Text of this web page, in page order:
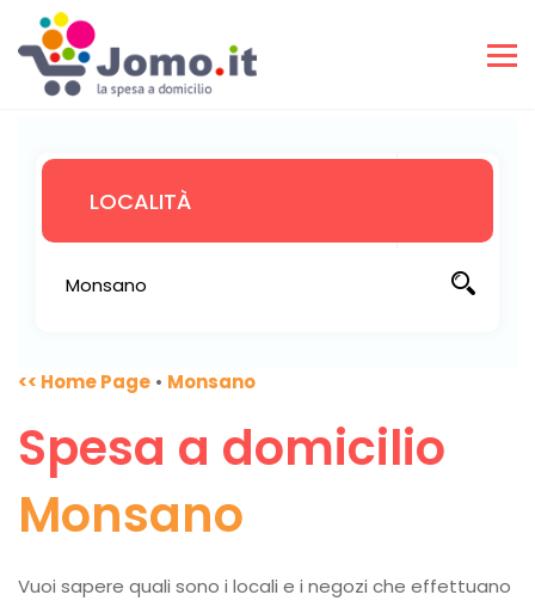
<< Home Page • Monsano
Spesa a domicilio
Monsano
Vuoi sapere quali sono i locali e i negozi che effettuano